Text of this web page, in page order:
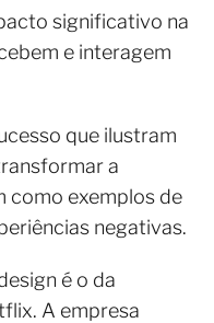
significativo na
e interagem
que ilustram
a
como exemplos de
negativas.
é o da
A empresa